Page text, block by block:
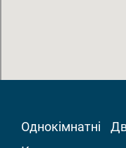
Однокімнатні